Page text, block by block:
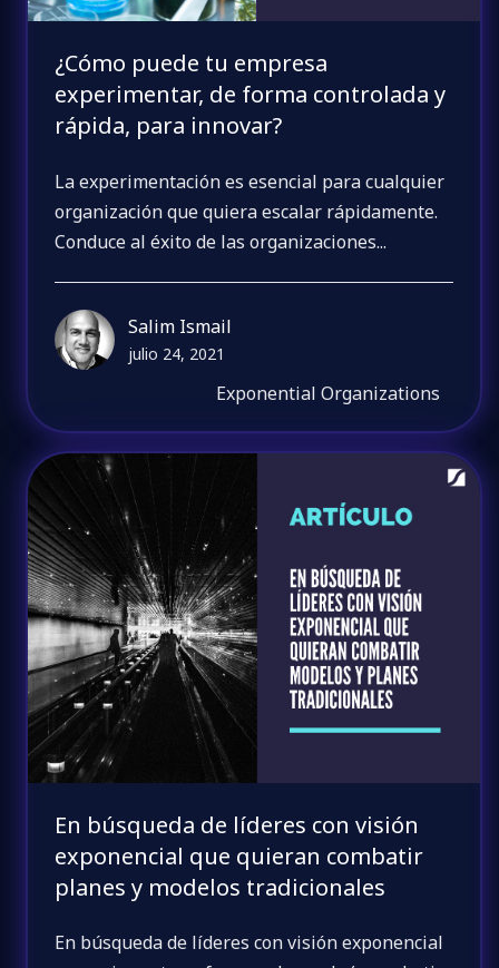
¿Cómo puede tu empresa
experimentar, de forma controlada y
rápida, para innovar?
La experimentación es esencial para cualquier
organización que quiera escalar rápidamente.
Conduce al éxito de las organizaciones...
Salim Ismail
julio 24, 2021
Exponential Organizations
En búsqueda de líderes con visión
exponencial que quieran combatir
planes y modelos tradicionales
En búsqueda de líderes con visión exponencial